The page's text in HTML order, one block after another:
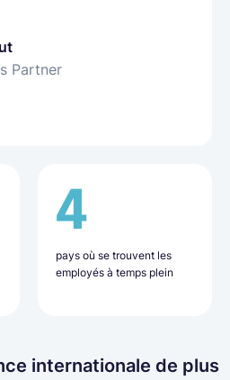
Partner
4
pays où se trouvent les
employés à temps plein
Specialist
9
pays où se trouvent les
employés
20 +
internationale de plus